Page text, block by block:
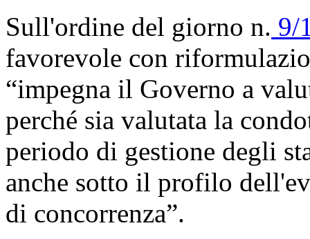
Sull'ordine del giorno n. 9/
favorevole con
“impegna il Governo a
perché sia valutata la
periodo di gestione degli
anche sotto il profilo
di concorrenza”.